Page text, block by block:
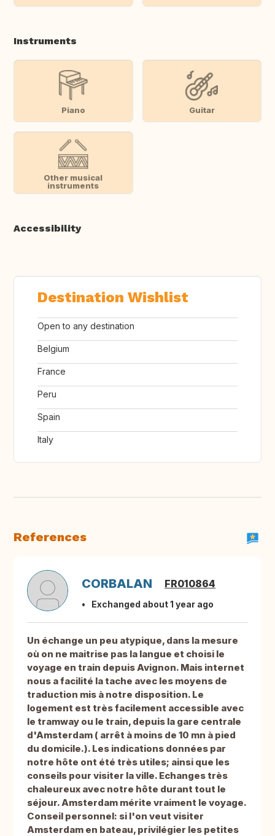
Instruments
Piano Guitar
Other musical
instruments
Accessibility
Destination Wishlist
Open to any destination
Belgium
France
Peru
Spain
Italy
References
CORBALAN FR010864
Exchanged about 1 year ago
Un échange un peu atypique, dans la mesure
où on ne maitrise pas la langue et choisi le
voyage en train depuis Avignon. Mais internet
nous a facilité la tache avec les moyens de
traduction mis à notre disposition. Le
logement est très facilement accessible avec
le tramway ou le train, depuis la gare centrale
d'Amsterdam ( arrêt à moins de 10 mn à pied
du domicile.). Les indications données par
notre hôte ont été très utiles; ainsi que les
conseils pour visiter la ville. Echanges très
chaleureux avec notre hôte durant tout le
séjour. Amsterdam mérite vraiment le voyage.
Conseil personnel: si l'on veut visiter
Amsterdam en bateau, privilégier les petites